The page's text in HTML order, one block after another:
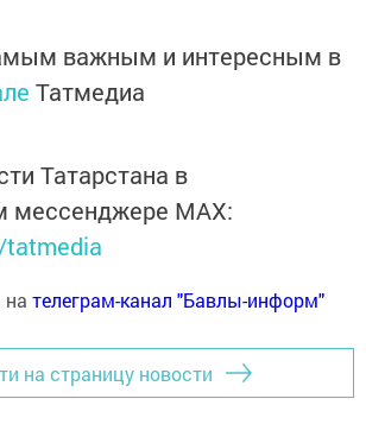
важным и интересным в
Татмедиа
Татарстана в
мессенджере MАХ:
на телеграм-канал "Бавлы-информ"
на страницу новости